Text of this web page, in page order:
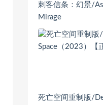
刺客信条：幻景/
Mirage
死亡空间重制版/